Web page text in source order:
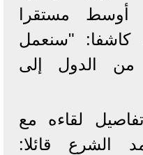
أوسط مستقرا
كاشفا: "سنعمل
من الدول إلى
لقاءه مع
الشرع قائلا: